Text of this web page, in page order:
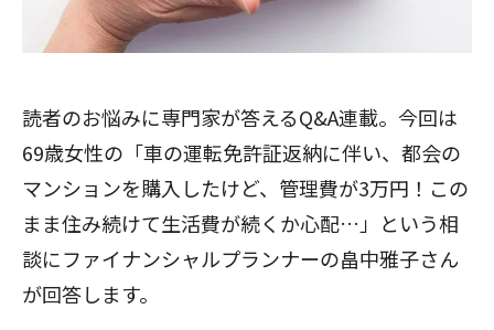
読者のお悩みに専門家が答えるQ&A連載。今回は
69歳女性の「車の運転免許証返納に伴い、都会の
マンションを購入したけど、管理費が3万円！この
まま住み続けて生活費が続くか心配…」という相
談にファイナンシャルプランナーの畠中雅子さん
が回答します。